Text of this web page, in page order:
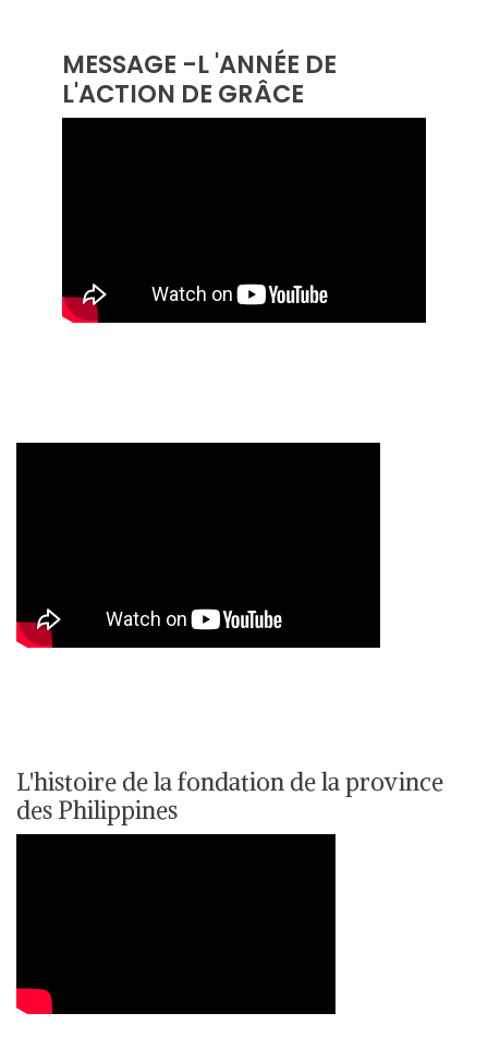
MESSAGE -L 'ANNÉE DE
L'ACTION DE GRÂCE
L'histoire de la fondation de la province
des Philippines